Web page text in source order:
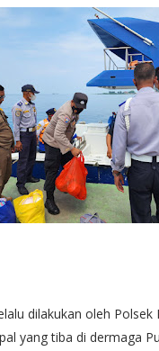
dilakukan oleh
yang tiba di dermaga